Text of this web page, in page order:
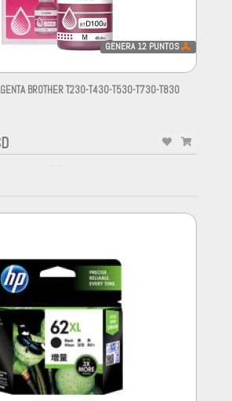
GENERA 12 PUNTOS
BROTHER T230-T430-T530-T730-T830